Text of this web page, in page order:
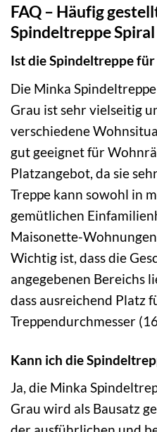
FAQ – Häufig
Spindeltreppe
Ist die Spindeltreppe
Die Minka
Grau ist sehr vielseitig
verschiedene
gut geeignet für
Platzangebot, da sie
Treppe kann sowohl in
gemütlichen
Maisonette-
Wichtig ist, dass die
angegebenen Bereichs
dass ausreichend Platz
Treppendurchmesser
Kann ich die
Ja, die Minka
Grau wird als Bausatz